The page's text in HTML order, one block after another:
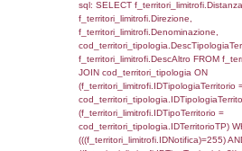
INNER JOIN
executionMS:
sql: SELECT *